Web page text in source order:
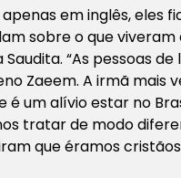
em inglês, eles
sobre o que viveram
“As pessoas de
Zaeem. A irmã mais
é um alívio estar no
tratar de modo
que éramos